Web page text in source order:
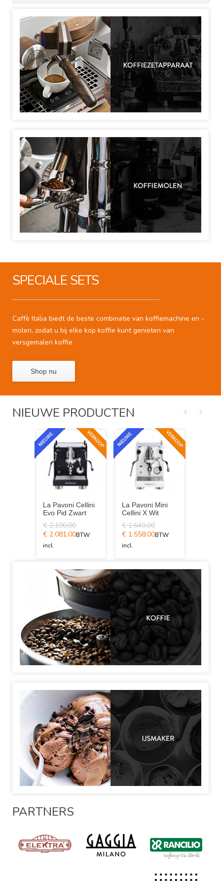
SPECIALE SETS
Caffè Italia biedt de beste combinatie van koffiemachine en -
molen, zodat u bij elke kop koffie kunt genieten van
versgemalen koffie
Shop nu
NIEUWE PRODUCTEN
La Pavoni Cellini
Evo Pid Zwart
€ 2.190,00
€ 2.081,00
La Pavoni Mini
Cellini X Wit
€ 1.640,00
€ 1.558,00
PARTNERS